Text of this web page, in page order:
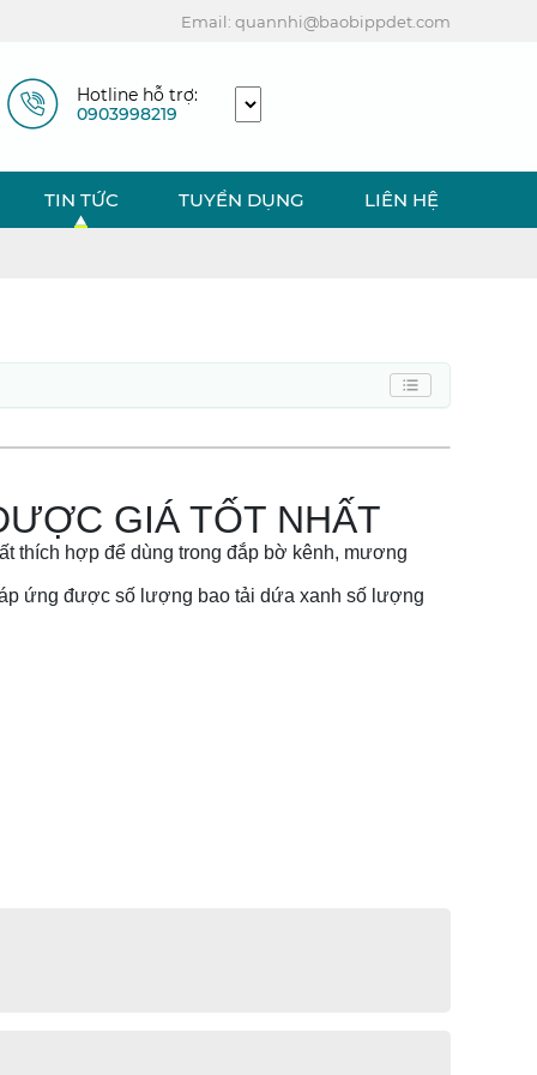
Email: quannhi@baobippdet.com
Hotline hỗ trợ:
0903998219
TIN TỨC TUYỂN DỤNG LIÊN HỆ
GIÁ TỐT NHẤT
thích hợp để dùng trong đắp bờ kênh, mương
ứng được số lượng bao tải dứa xanh số lượng